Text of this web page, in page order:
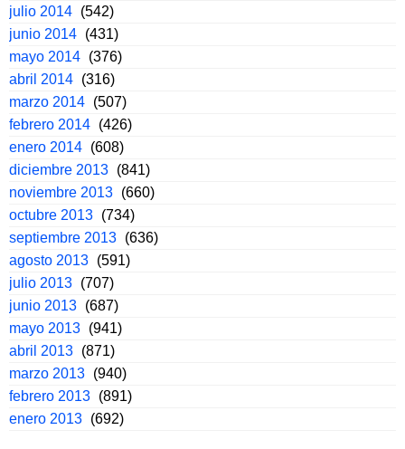
julio 2014 (542)
junio 2014 (431)
mayo 2014 (376)
abril 2014 (316)
marzo 2014 (507)
febrero 2014 (426)
enero 2014 (608)
diciembre 2013 (841)
noviembre 2013 (660)
octubre 2013 (734)
septiembre 2013 (636)
agosto 2013 (591)
julio 2013 (707)
junio 2013 (687)
mayo 2013 (941)
abril 2013 (871)
marzo 2013 (940)
febrero 2013 (891)
enero 2013 (692)